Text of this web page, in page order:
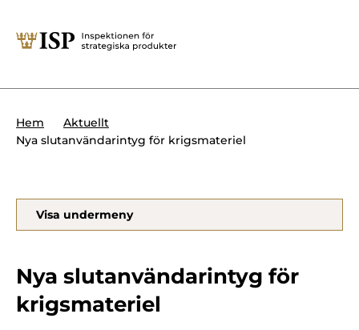
Söktips:
Presskontakt
Krigsmateriel
Produkter med dubbla
Utländska direktinvesteringar
Kemvapen-konventionen
Hem
Aktuellt
Nya slutanvändarintyg för krigsmateriel
Visa undermeny
Nya slutanvändarintyg för
krigsmateriel